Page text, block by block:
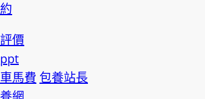
價
馬費 包養站長